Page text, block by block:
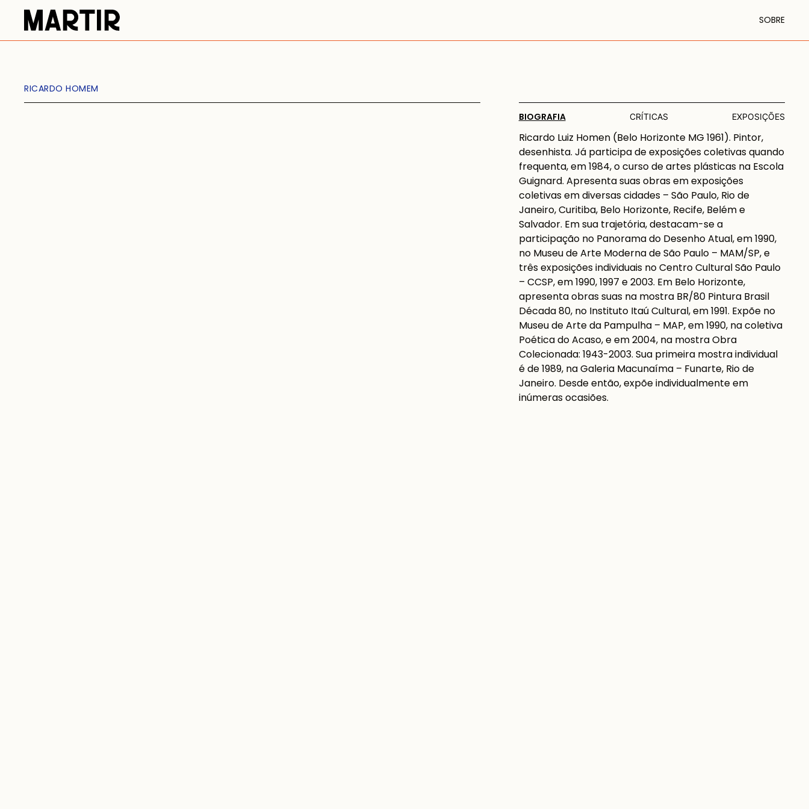
SOBRE
RICARDO HOMEM
BIOGRAFIA CRÍTICAS EXPOSIÇÕES
Ricardo Luiz Homen (Belo Horizonte MG 1961). Pintor,
desenhista. Já participa de exposições coletivas quando
frequenta, em 1984, o curso de artes plásticas na Escola
Guignard. Apresenta suas obras em exposições
coletivas em diversas cidades – São Paulo, Rio de
Janeiro, Curitiba, Belo Horizonte, Recife, Belém e
Salvador. Em sua trajetória, destacam-se a
participação no Panorama do Desenho Atual, em 1990,
no Museu de Arte Moderna de São Paulo – MAM/SP, e
três exposições individuais no Centro Cultural São Paulo
– CCSP, em 1990, 1997 e 2003. Em Belo Horizonte,
apresenta obras suas na mostra BR/80 Pintura Brasil
Década 80, no Instituto Itaú Cultural, em 1991. Expõe no
Museu de Arte da Pampulha – MAP, em 1990, na coletiva
Poética do Acaso, e em 2004, na mostra Obra
Colecionada: 1943-2003. Sua primeira mostra individual
é de 1989, na Galeria Macunaíma – Funarte, Rio de
Janeiro. Desde então, expõe individualmente em
inúmeras ocasiões.